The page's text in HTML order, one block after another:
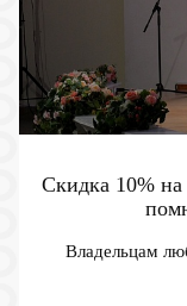
Скидка 10% на
Владельцам